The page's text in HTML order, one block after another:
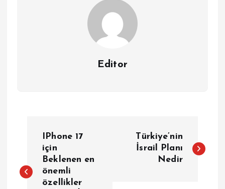
Editor
z
IPhone 17
için
Beklenen en
önemli
özellikler
Türkiye’nin
İsrail Planı
Nedir